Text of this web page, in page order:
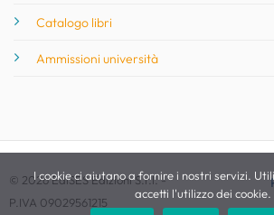
Catalogo libri
Ammissioni università
© 2026 EdiSES Edizioni S.r.l. -
P.IVA 09029561215
I cookie ci aiutano a fornire i nostri servizi.
accetti l'utilizzo dei cookie.